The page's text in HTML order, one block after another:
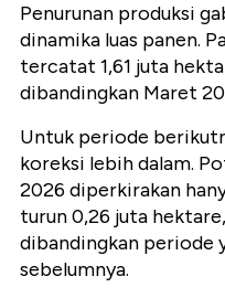
Penurunan produksi
dinamika luas panen.
tercatat 1,61 juta
dibandingkan Maret
Untuk periode
koreksi lebih dalam.
2026 diperkirakan
turun 0,26 juta
dibandingkan periode
sebelumnya.